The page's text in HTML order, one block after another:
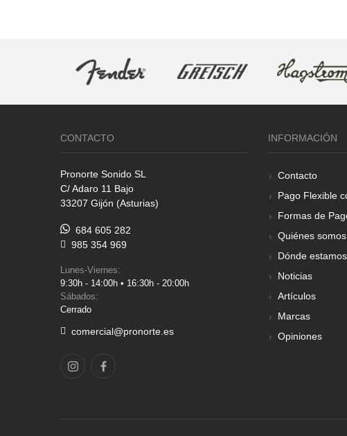
CONTACTO
Pronorte Sonido SL
C/ Adaro 11 Bajo
33207 Gijón (Asturias)
684 605 282
985 354 969
Lunes-Viernes:
9:30h - 14:00h • 16:30h - 20:00h
Sábados:
Cerrado
comercial@pronorte.es
INFORMACIÓN
Contacto
Pago Flexible
Formas de
Quiénes somos
Dónde estamos
Noticias
Artículos
Marcas
Opiniones